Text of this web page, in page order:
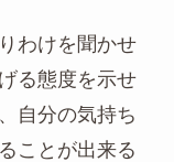
わけを聞かせ
る態度を示せ
自分の気持ち
ことが出来る